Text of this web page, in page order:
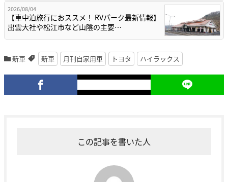
2026/08/04
【車中泊旅行におススメ！ RVパーク最新情報】
出雲大社や松江市など山陰の主要…
新車 新車 月刊自家用車 トヨタ ハイラックス
この記事を書いた人